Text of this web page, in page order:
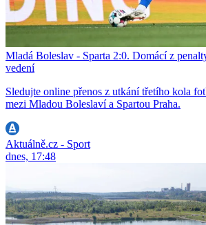
Mladá Boleslav - Sparta 2:0. Domácí z
vedení
Sledujte online přenos z utkání třetího kola
mezi Mladou Boleslaví a Spartou Praha.
Aktuálně.cz - Sport
dnes, 17:48